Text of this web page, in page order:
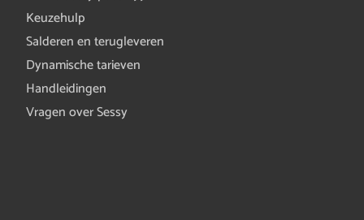
Keuzehulp
Salderen en terugleveren
Dynamische tarieven
Handleidingen
Vragen over Sessy